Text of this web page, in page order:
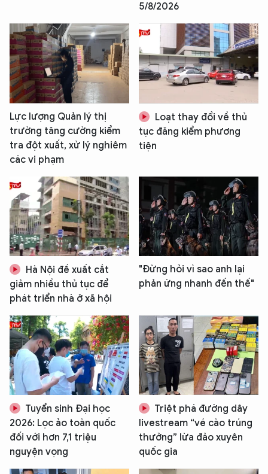
5/8/2026
Lực lượng Quản lý thị
trường tăng cường kiểm
tra đột xuất, xử lý nghiêm
các vi phạm
Loạt thay đổi về thủ
tục đăng kiểm phương
tiện
Hà Nội đề xuất cắt
giảm nhiều thủ tục để
phát triển nhà ở xã hội
"Đừng hỏi vì sao anh lại
phản ứng nhanh đến thế"
Tuyển sinh Đại học
2026: Lọc ảo toàn quốc
đối với hơn 7,1 triệu
nguyện vọng
Triệt phá đường dây
livestream “vé cào trúng
thưởng” lừa đảo xuyên
quốc gia